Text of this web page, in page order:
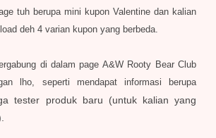
tuh berupa mini kupon Valentine dan kalian
deh 4 varian kupon yang berbeda.
di dalampage A&W Rooty Bear Club
lho , seperti mendapat informasi berupa
tester produk baru (untuk kalian yang